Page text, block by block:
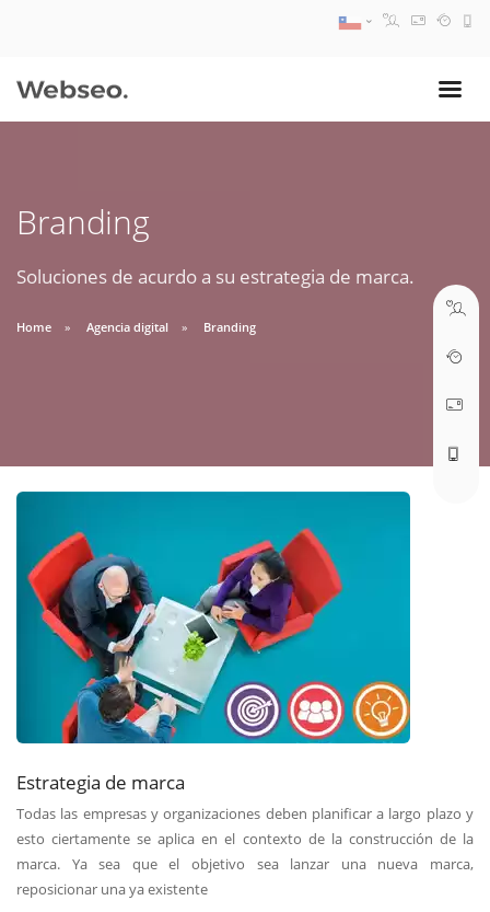
Branding
Soluciones de acurdo a su estrategia de marca.
Home Agencia digital Branding
Estrategia de marca
Todas las empresas y organizaciones deben planificar a largo plazo y
esto ciertamente se aplica en el contexto de la construcción de la
marca. Ya sea que el objetivo sea lanzar una nueva marca,
reposicionar una ya existente
soporte@webseo.cl